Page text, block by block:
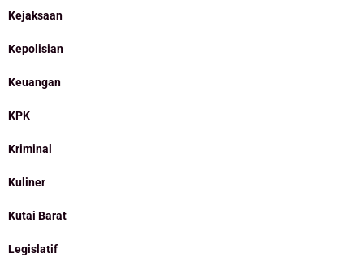
Kejaksaan
Kepolisian
Keuangan
KPK
Kriminal
Kuliner
Kutai Barat
Legislatif